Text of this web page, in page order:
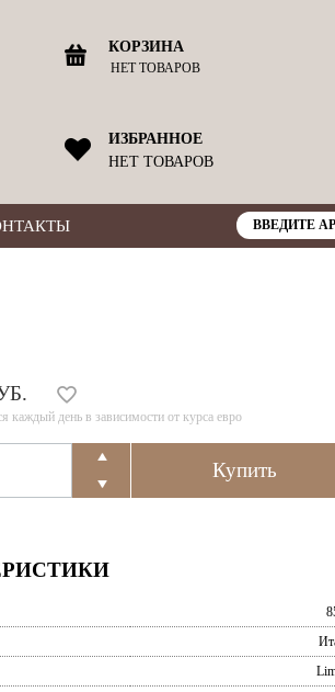
КОРЗИНА
НЕТ ТОВАРОВ
ИЗБРАННОЕ
НЕТ ТОВАРОВ
каждый день в зависимости от курса евро